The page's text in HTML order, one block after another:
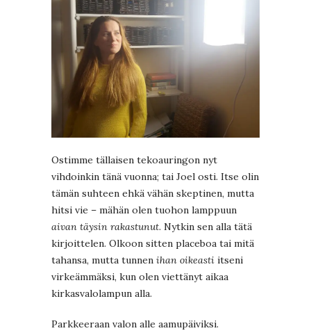
Ostimme tällaisen tekoauringon nyt
vihdoinkin tänä vuonna; tai Joel osti. Itse olin
tämän suhteen ehkä vähän skeptinen, mutta
hitsi vie – mähän olen tuohon lamppuun
aivan täysin rakastunut. Nytkin sen alla tätä
kirjoittelen. Olkoon sitten placeboa tai mitä
tahansa, mutta tunnen ihan oikeasti itseni
virkeämmäksi, kun olen viettänyt aikaa
kirkasvalolampun alla.
Parkkeeraan valon alle aamupäiviksi.